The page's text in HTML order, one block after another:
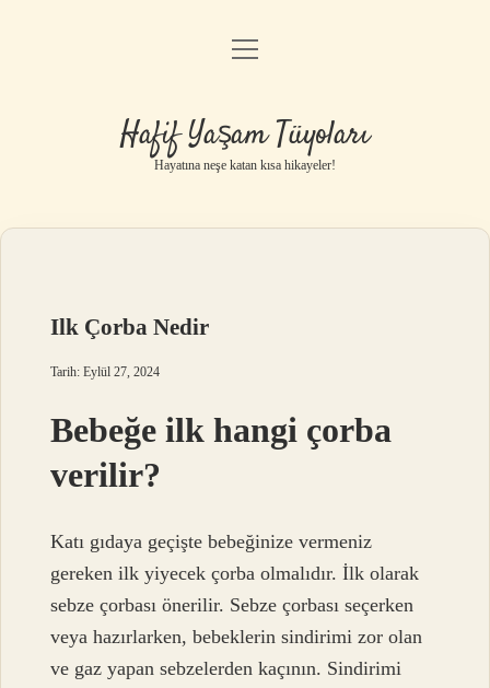
Anasayfa
Yasal Uyarı
menüyü
Hafif Yaşam Tüyoları
Hayatına neşe katan kısa hikayeler!
Ilk Çorba Nedir
Tarih: Eylül 27, 2024
Bebeğe ilk hangi çorba
verilir?
Katı gıdaya geçişte bebeğinize vermeniz
gereken ilk yiyecek çorba olmalıdır. İlk olarak
sebze çorbası önerilir. Sebze çorbası seçerken
veya hazırlarken, bebeklerin sindirimi zor olan
ve gaz yapan sebzelerden kaçının. Sindirimi